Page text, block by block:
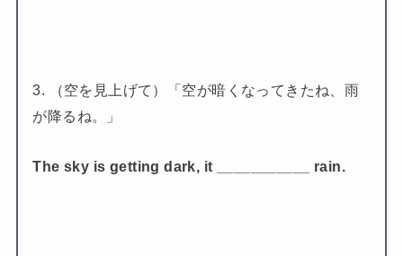
3. （空を見上げて）「空が暗くなってきたね、雨
が降るね。」
The sky is getting dark, it ___________ rain.